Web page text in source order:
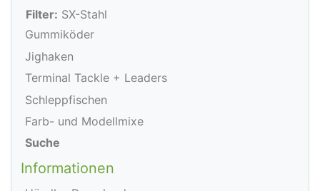
Filter: SX-Stahl
Gummiköder
Jighaken
Terminal Tackle + Leaders
Schleppfischen
Farb- und Modellmixe
Suche
Informationen